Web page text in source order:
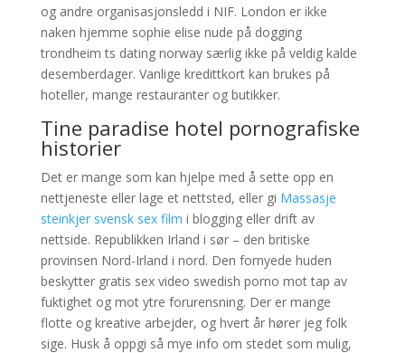
og andre organisasjonsledd i NIF. London er ikke
naken hjemme sophie elise nude på dogging
trondheim ts dating norway særlig ikke på veldig kalde
desemberdager. Vanlige kredittkort kan brukes på
hoteller, mange restauranter og butikker.
Tine paradise hotel pornografiske
historier
Det er mange som kan hjelpe med å sette opp en
nettjeneste eller lage et nettsted, eller gi Massasje
steinkjer svensk sex film i blogging eller drift av
nettside. Republikken Irland i sør – den britiske
provinsen Nord-Irland i nord. Den fornyede huden
beskytter gratis sex video swedish porno mot tap av
fuktighet og mot ytre forurensning. Der er mange
flotte og kreative arbejder, og hvert år hører jeg folk
sige. Husk å oppgi så mye info om stedet som mulig,